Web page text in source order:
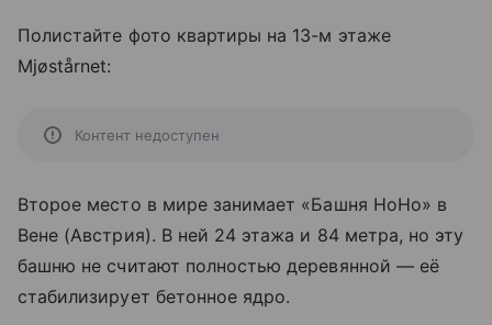
Полистайте фото квартиры на 13-м этаже
Mjøstårnet:
Контент недоступен
Второе место в мире занимает «Башня HoHo» в
Вене (Австрия). В ней 24 этажа и 84 метра, но эту
башню не считают полностью деревянной — её
стабилизирует бетонное ядро.